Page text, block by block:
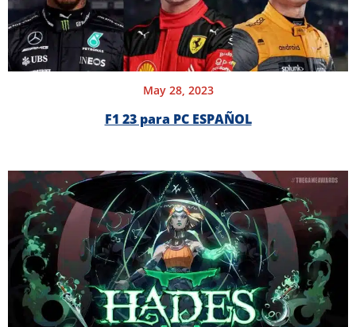
May 28, 2023
F1 23 para PC ESPAÑOL